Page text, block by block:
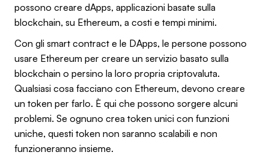
possono creare dApps, applicazioni basate sulla
blockchain, su Ethereum, a costi e tempi minimi.
Con gli smart contract e le DApps, le persone possono
usare Ethereum per creare un servizio basato sulla
blockchain o persino la loro propria criptovaluta.
Qualsiasi cosa facciano con Ethereum, devono creare
un token per farlo. È qui che possono sorgere alcuni
problemi. Se ognuno crea token unici con funzioni
uniche, questi token non saranno scalabili e non
funzioneranno insieme.